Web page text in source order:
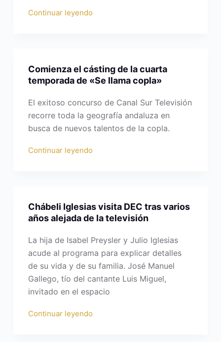
Continuar leyendo
Comienza el cásting de la cuarta
temporada de «Se llama copla»
El exitoso concurso de Canal Sur Televisión
recorre toda la geografía andaluza en
busca de nuevos talentos de la copla.
Continuar leyendo
Chábeli Iglesias visita DEC tras varios
años alejada de la televisión
La hija de Isabel Preysler y Julio Iglesias
acude al programa para explicar detalles
de su vida y de su familia. José Manuel
Gallego, tío del cantante Luis Miguel,
invitado en el espacio
Continuar leyendo